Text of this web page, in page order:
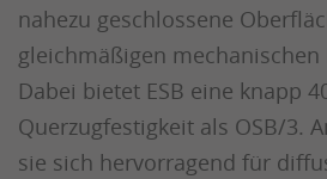
nahezu geschlossene
gleichmäßigen mechanischen
Dabei bietet ESB eine knapp
Querzugfestigkeit als OSB/3.
sie sich hervorragend für